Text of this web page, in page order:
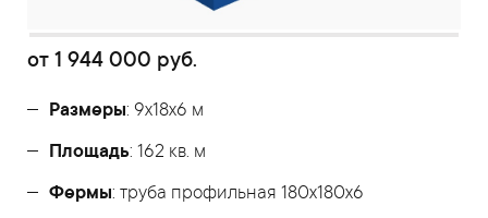
от 1 944 000 руб.
Размеры: 9х18х6 м
Площадь: 162 кв. м
Фермы: труба профильная 180х180х6